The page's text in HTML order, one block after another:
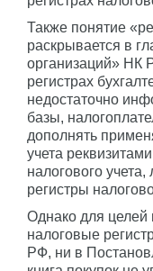
Также понятие
раскрывается в
организаций» НК
регистрах
недостаточно
базы,
дополнять
учета
налогового
регистры
Однако для целей
налоговые
РФ, ни в